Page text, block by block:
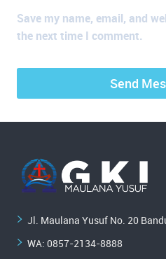
Save my name, email, and
the next time I comment.
Jl. Maulana Yusuf No. 20
WA: 0857-2134-8888